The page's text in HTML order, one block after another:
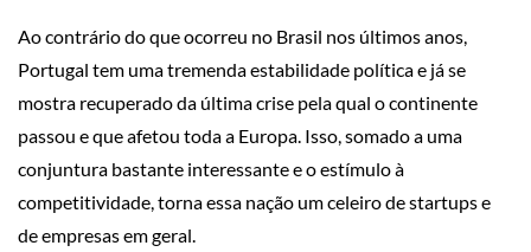
Ao contrário do que ocorreu no Brasil nos últimos anos,
Portugal tem uma tremenda estabilidade política e já se
mostra recuperado da última crise pela qual o continente
passou e que afetou toda a Europa. Isso, somado a uma
conjuntura bastante interessante e o estímulo à
competitividade, torna essa nação um celeiro de startups e
de empresas em geral.